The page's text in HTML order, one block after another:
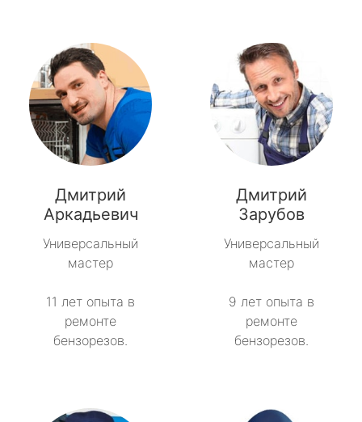
Дмитрий
Аркадьевич
Универсальный
мастер
11 лет опыта в
ремонте
бензорезов.
Дмитрий
Зарубов
Универсальный
мастер
9 лет опыта в
ремонте
бензорезов.